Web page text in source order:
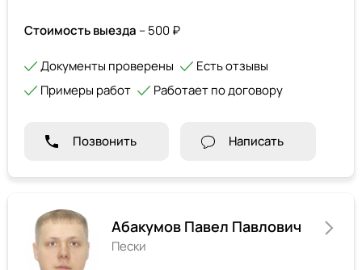
Стоимость выезда – 500 ₽
Документы проверены
Есть отзывы
Примеры работ
Работает по договору
Позвонить Написать
Абакумов Павел Павлович
Пески